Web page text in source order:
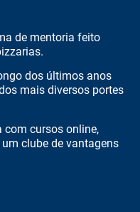
de mentoria feito
dos últimos anos
mais diversos portes
com cursos online,
clube de vantagens